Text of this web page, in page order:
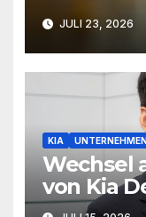
JULI 23, 2026
KIA
Wechsel
von Kia